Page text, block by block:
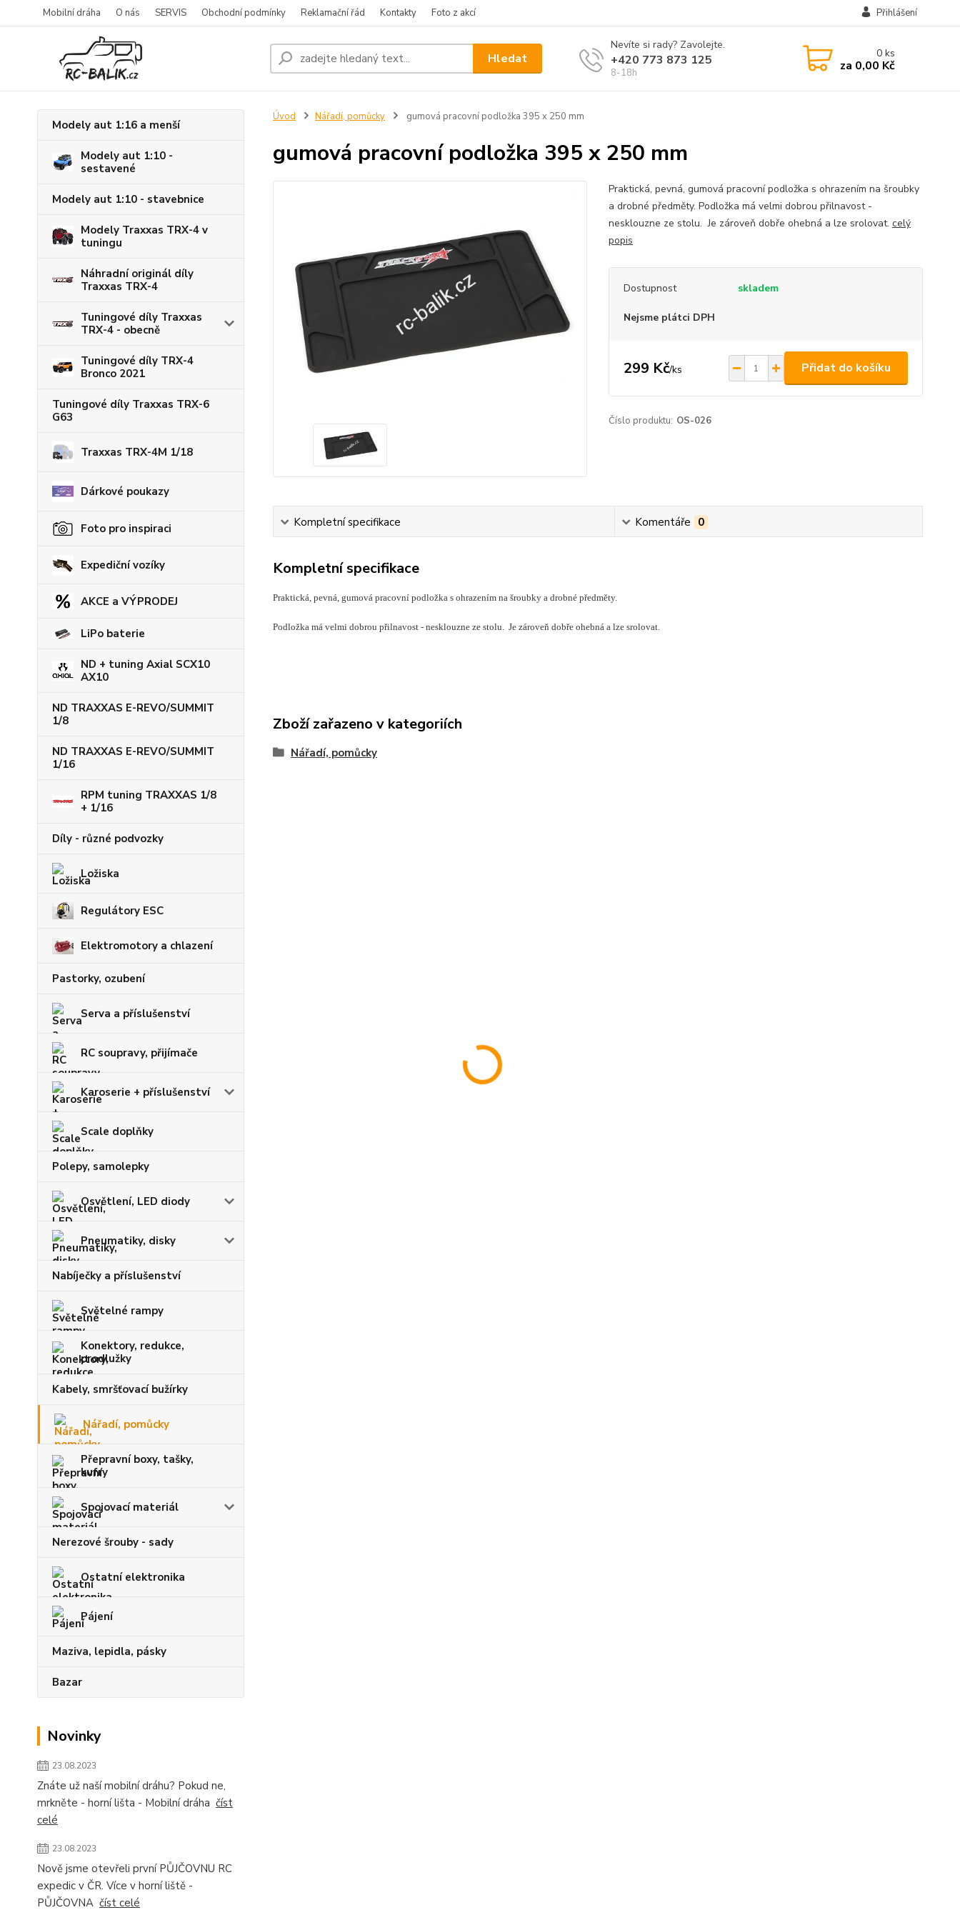
Mobilní dráha O nás SERVIS Obchodní podmínky Reklamační řád Kontakty Foto z akcí Přihlášení
Hledat
Nevíte si rady? Zavolejte.
+420 773 873 125
8-18h
0ks
za 0,00 Kč
Modely aut 1:16 a menší
Modely aut 1:10 -
sestavené
Modely aut 1:10 - stavebnice
Modely Traxxas TRX-4 v
tuningu
Náhradní originál díly
Traxxas TRX-4
Tuningové díly Traxxas
TRX-4 - obecně
Tuningové díly TRX-4
Bronco 2021
Tuningové díly Traxxas TRX-6
G63
Traxxas TRX-4M 1/18
Dárkové poukazy
Foto pro inspiraci
Expediční vozíky
AKCE a VÝPRODEJ
LiPo baterie
ND + tuning Axial SCX10
AX10
ND TRAXXAS E-REVO/SUMMIT
1/8
ND TRAXXAS E-REVO/SUMMIT
1/16
RPM tuning TRAXXAS 1/8
+ 1/16
Díly - různé podvozky
Ložiska
Regulátory ESC
Elektromotory a chlazení
Pastorky, ozubení
Serva a příslušenství
RC soupravy, přijímače
Karoserie + příslušenství
Scale doplňky
Polepy, samolepky
Osvětlení, LED diody
Pneumatiky, disky
Nabíječky a příslušenství
Světelné rampy
Konektory, redukce,
prodlužky
Kabely, smršťovací bužírky
Nářadí, pomůcky
Přepravní boxy, tašky,
kufry
Spojovací materiál
Nerezové šrouby - sady
Ostatní elektronika
Pájení
Maziva, lepidla, pásky
Bazar
Novinky
23.08.2023
Znáte už naší mobilní dráhu? Pokud ne,
mrkněte - horní lišta - Mobilní dráha číst
celé
23.08.2023
Nově jsme otevřeli první PŮJČOVNU RC
expedic v ČR. Více v horní liště -
PŮJČOVNA číst celé
Úvod Nářadí, pomůcky gumová pracovní podložka 395 x 250 mm
gumová pracovní podložka 395 x 250 mm
Praktická, pevná, gumová pracovní podložka s ohrazením na šroubky
a drobné předměty. Podložka má velmi dobrou přilnavost -
nesklouzne ze stolu. Je zároveň dobře ohebná a lze srolovat. celý
popis
Dostupnost skladem
Nejsme plátci DPH
299 Kč/ks Přidat do košíku
Číslo produktu: OS-026
Kompletní specifikace Komentáře 0
Kompletní specifikace
Praktická, pevná, gumová pracovní podložka s ohrazením na šroubky a drobné předměty.
Podložka má velmi dobrou přilnavost - nesklouzne ze stolu. Je zároveň dobře ohebná a lze srolovat.
Zboží zařazeno v kategoriích
Nářadí, pomůcky